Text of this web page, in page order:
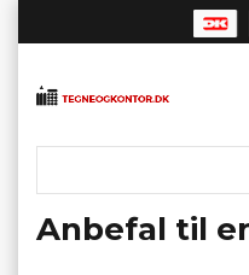
Anbefal til